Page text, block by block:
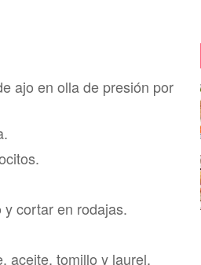
ajo en olla de presión por
cortar en rodajas.
aceite, tomillo y laurel.